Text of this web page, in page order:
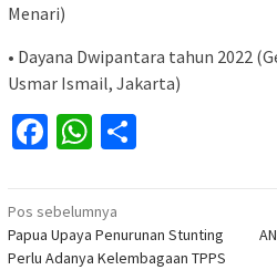
Menari)
• Dayana Dwipantara tahun 2022
Usmar Ismail, Jakarta)
Facebook
WhatsApp
Navigasi
pos
Pos sebelumnya
Papua Upaya Penurunan Stunting
Perlu Adanya Kelembagaan TPPS